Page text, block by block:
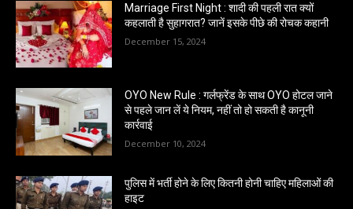
Marriage First Night : शादी की पहली रात क्यों
कहलाती है सुहागरात? जानें इसके पीछे की रोचक कहानी
December 15, 2024
OYO New Rule : गर्लफ्रेंड के साथ OYO होटल जाने
से पहले जान लें ये नियम, नहीं तो हो सकती है कानूनी
कार्रवाई
December 10, 2024
पुलिस में भर्ती होने के लिए कितनी होनी चाहिए महिलाओं की
हाइट